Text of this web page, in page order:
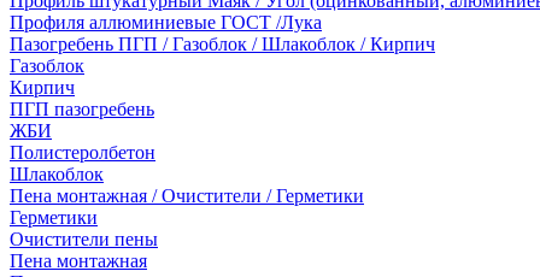
Профиля аллюминиевые ГОСТ /Лука
Пазогребень ПГП / Газоблок / Шлакоблок / Кирпич
Газоблок
Кирпич
ПГП пазогребень
ЖБИ
Полистеролбетон
Шлакоблок
Пена монтажная / Очистители / Герметики
Герметики
Очистители пены
Пена монтажная